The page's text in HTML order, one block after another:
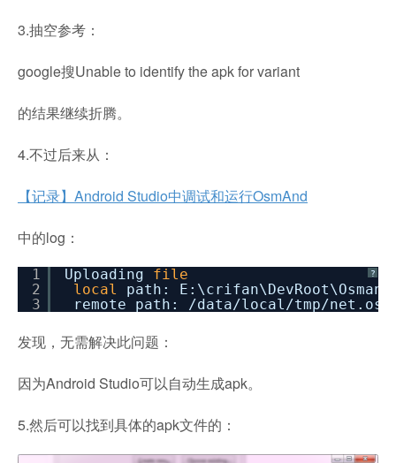
3.抽空参考：
google搜Unable to identify the apk for variant
的结果继续折腾。
4.不过后来从：
【记录】Android Studio中调试和运行OsmAnd
中的log：
?
1
2
3
Uploading file
local
path:
remote path: /data/local/tmp/net
发现，无需解决此问题：
因为Android Studio可以自动生成apk。
5.然后可以找到具体的apk文件的：